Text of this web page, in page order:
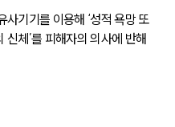
기기를 이용해 ‘성적 욕망 또
체’를 피해자의 의사에 반해